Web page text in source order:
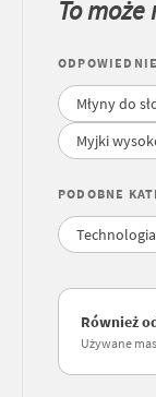
To
Młyny do
Myjki
PODOBNE
Również
Używane